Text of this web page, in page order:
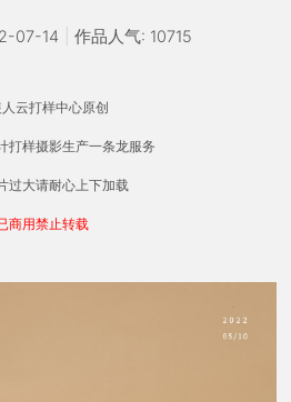
07-14 作品人气: 10715
云打样中心原创
打样摄影生产一条龙服务
过大请耐心上下加载
商用禁止转载